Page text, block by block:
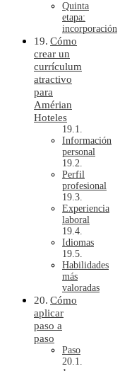
Quinta
etapa:
incorporación
Cómo
crear un
currículum
atractivo
para
Amérian
Hoteles
Información
personal
Perfil
profesional
Experiencia
laboral
Idiomas
Habilidades
más
valoradas
Cómo
aplicar
paso a
paso
Paso